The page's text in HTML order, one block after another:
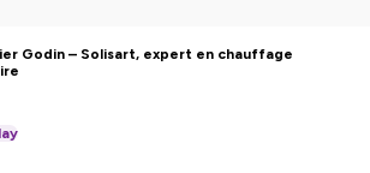
Godin – Solisart, expert en chauffage